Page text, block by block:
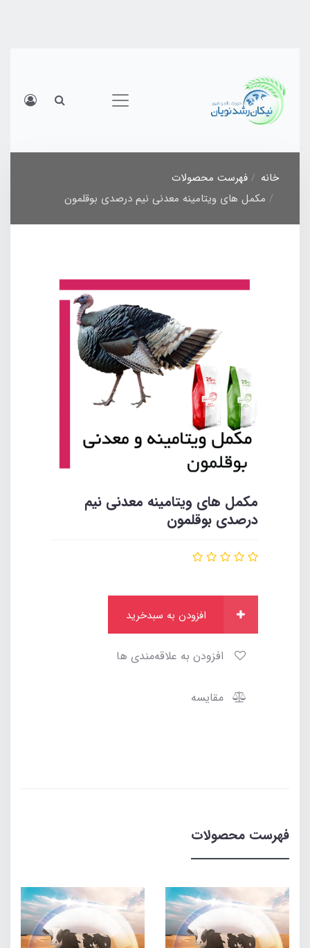
خانه
فهرست محصولات
مکمل های ویتامینه معدنی نیم درصدی بوقلمون
مکمل های ویتامینه معدنی نیم
درصدی بوقلمون
مقایسه
فهرست محصولات